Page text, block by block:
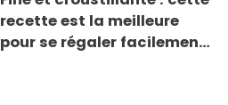
recette est la meilleure
pour se régaler facilement